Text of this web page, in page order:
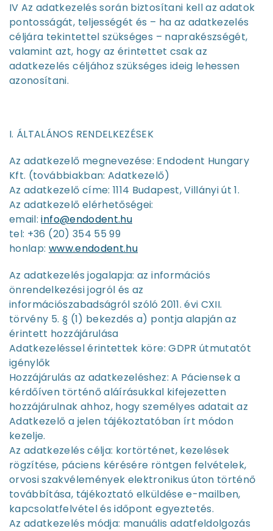
IV Az adatkezelés során biztosítani kell az adatok
pontosságát, teljességét és – ha az adatkezelés
céljára tekintettel szükséges – naprakészségét,
valamint azt, hogy az érintettet csak az
adatkezelés céljához szükséges ideig lehessen
azonosítani.
I. ÁLTALÁNOS RENDELKEZÉSEK
Az adatkezelő megnevezése: Endodent Hungary
Kft. (továbbiakban: Adatkezelő)
Az adatkezelő címe: 1114 Budapest, Villányi út 1.
Az adatkezelő elérhetőségei:
email:info@endodent.hu
tel: +36 (20) 354 55 99
honlap: www.endodent.hu
Az adatkezelés jogalapja: az információs
önrendelkezési jogról és az
információszabadságról szóló 2011. évi CXII.
törvény 5. § (1) bekezdés a) pontja alapján az
érintett hozzájárulása
Adatkezeléssel érintettek köre: GDPR útmutatót
igénylők
Hozzájárulás az adatkezeléshez: A Páciensek a
kérdőíven történő aláírásukkal kifejezetten
hozzájárulnak ahhoz, hogy személyes adatait az
Adatkezelő a jelen tájékoztatóban írt módon
kezelje.
Az adatkezelés célja: kortörténet, kezelések
rögzítése, páciens kérésére röntgen felvételek,
orvosi szakvélemények elektronikus úton történő
továbbítása, tájékoztató elküldése e-mailben,
kapcsolatfelvétel és időpont egyeztetés.
Az adatkezelés módja: manuális adatfeldolgozás